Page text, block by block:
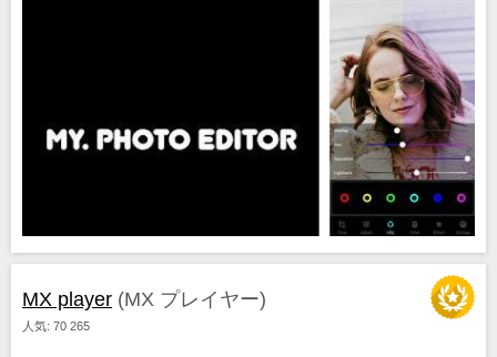
MX player (MX プレイヤー)
人気: 70 265